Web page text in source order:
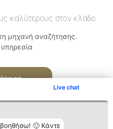
Live chat
🙂 Κάντε
καλύτερους στον κλάδο
μηχανή αναζήτησης.